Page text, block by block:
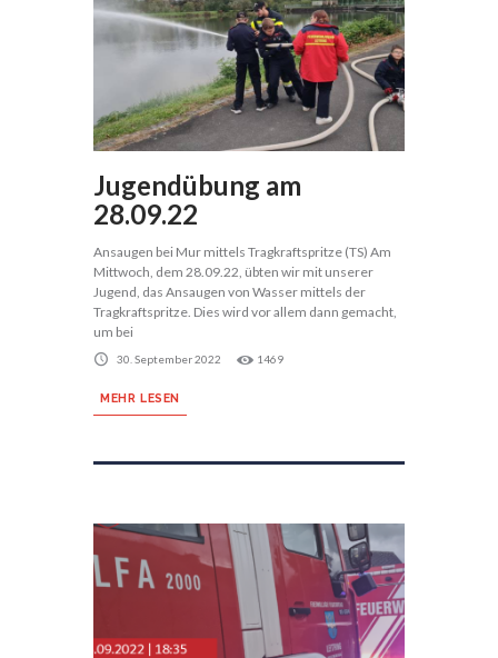
Jugendübung am
28.09.22
Ansaugen bei Mur mittels Tragkraftspritze (TS) Am
Mittwoch, dem 28.09.22, übten wir mit unserer
Jugend, das Ansaugen von Wasser mittels der
Tragkraftspritze. Dies wird vor allem dann gemacht,
um bei
30. September 2022 1469
MEHR LESEN